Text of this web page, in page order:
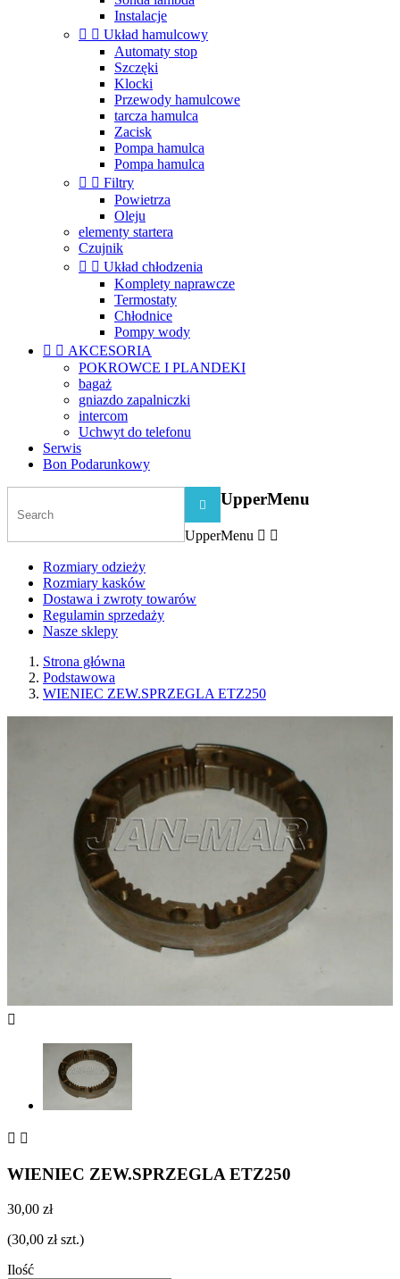
Instalacje
  Układ hamulcowy
Automaty stop
Szczęki
Klocki
Przewody hamulcowe
tarcza hamulca
Zacisk
Pompa hamulca
Pompa hamulca
  Filtry
Powietrza
Oleju
elementy startera
Czujnik
  Układ chłodzenia
Komplety naprawcze
Termostaty
Chłodnice
Pompy wody
  AKCESORIA
POKROWCE I PLANDEKI
bagaż
gniazdo zapalniczki
intercom
Uchwyt do telefonu
Serwis
Bon Podarunkowy
 UpperMenu
UpperMenu  
Rozmiary odzieży
Rozmiary kasków
Dostawa i zwroty towarów
Regulamin sprzedaży
Nasze sklepy
Strona główna
Podstawowa
WIENIEC ZEW.SPRZEGLA ETZ250

 
WIENIEC ZEW.SPRZEGLA ETZ250
30,00 zł
(30,00 zł szt.)
Ilość